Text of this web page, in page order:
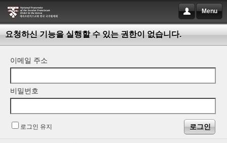
Menu
요청하신 기능을 실행할 수 있는 권한이 없습니다.
이메일 주소
비밀번호
로그인 유지